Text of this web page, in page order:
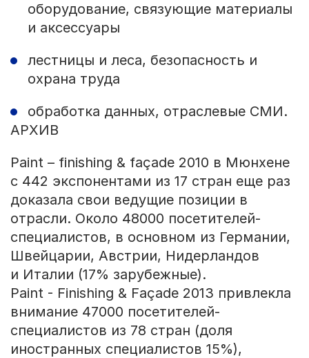
оборудование, связующие материалы
и аксессуары
лестницы и леса, безопасность и
охрана труда
обработка данных, отраслевые СМИ.
АРХИВ
Paint – finishing & façade 2010 в Мюнхене
с 442 экспонентами из 17 стран еще раз
доказала свои ведущие позиции в
отрасли. Около 48000 посетителей-
специалистов, в основном из Германии,
Швейцарии, Австрии, Нидерландов
и Италии (17% зарубежные).
Paint - Finishing & Façade 2013 привлекла
внимание 47000 посетителей-
специалистов из 78 стран (доля
иностранных специалистов 15%),